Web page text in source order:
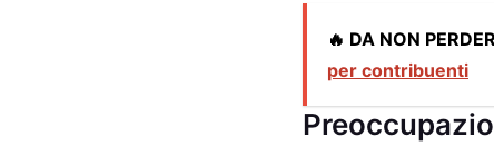
🔥 DA NON
per contribuenti